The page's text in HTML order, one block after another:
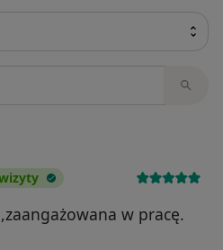
z ortodontą, fizjoterapeutą,
integracji
było pełne i skuteczne.
w pracę.